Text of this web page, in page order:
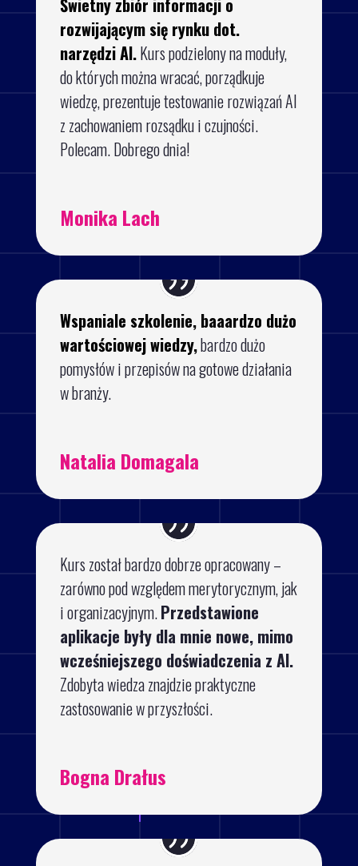
Świetny zbiór informacji o
rozwijającym się rynku dot.
narzędzi AI.Kurs podzielony na moduły,
do których można wracać, porządkuje
wiedzę, prezentuje testowanie rozwiązań AI
z zachowaniem rozsądku i czujności.
Polecam. Dobrego dnia!
Monika Lach
Wspaniale szkolenie, baaardzo dużo
wartościowej wiedzy,bardzo dużo
pomysłów i przepisów na gotowe działania
w branży.
Natalia Domagala
Kurs został bardzo dobrze opracowany –
zarówno pod względem merytorycznym, jak
i organizacyjnym.Przedstawione
aplikacje były dla mnie nowe, mimo
wcześniejszego doświadczenia z AI.
Zdobyta wiedza znajdzie praktyczne
zastosowanie w przyszłości.
Bogna Drałus